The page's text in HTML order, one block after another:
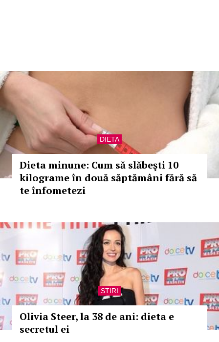
DIETA
Dieta minune: Cum să slăbeşti 10
kilograme în două săptămâni fără să
te înfometezi
STIRI
Olivia Steer, la 38 de ani: dieta e
secretul ei